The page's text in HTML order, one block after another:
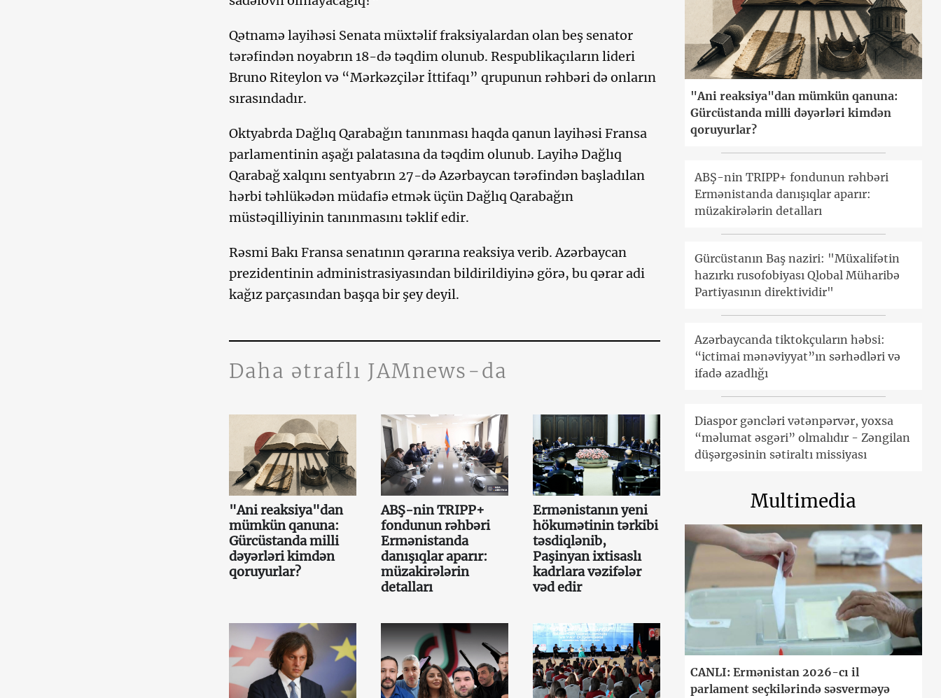
Qətnamə layihəsi Senata müxtəlif fraksiyalardan olan beş senator
tərəfindən noyabrın 18-də təqdim olunub. Respublikaçıların lideri
Bruno Riteylon və “Mərkəzçilər İttifaqı” qrupunun rəhbəri də onların
sırasındadır.
Oktyabrda Dağlıq Qarabağın tanınması haqda qanun layihəsi Fransa
parlamentinin aşağı palatasına da təqdim olunub. Layihə Dağlıq
Qarabağ xalqını sentyabrın 27-də Azərbaycan tərəfindən başladılan
hərbi təhlükədən müdafiə etmək üçün Dağlıq Qarabağın
müstəqilliyinin tanınmasını təklif edir.
Rəsmi Bakı Fransa senatının qərarına reaksiya verib. Azərbaycan
prezidentinin administrasiyasından bildirildiyinə görə, bu qərar adi
kağız parçasından başqa bir şey deyil.
Daha ətraflı JAMnews-da
"Ani reaksiya"dan
mümkün qanuna:
Gürcüstanda milli
dəyərləri kimdən
qoruyurlar?
ABŞ-nin TRIPP+
fondunun rəhbəri
Ermənistanda
danışıqlar aparır:
müzakirələrin
detalları
Ermənistanın yeni
hökumətinin tərkibi
təsdiqlənib,
Paşinyan ixtisaslı
kadrlara vəzifələr
vəd edir
"Ani reaksiya"dan mümkün qanuna:
Gürcüstanda milli dəyərləri kimdən
qoruyurlar?
ABŞ-nin TRIPP+ fondunun rəhbəri
Ermənistanda danışıqlar aparır:
müzakirələrin detalları
Gürcüstanın Baş naziri: "Müxalifətin
hazırkı rusofobiyası Qlobal Müharibə
Partiyasının direktividir"
Azərbaycanda tiktokçuların həbsi:
“ictimai mənəviyyat”ın sərhədləri və
ifadə azadlığı
Diaspor gəncləri vətənpərvər, yoxsa
“məlumat əsgəri” olmalıdır - Zəngilan
düşərgəsinin sətiraltı missiyası
Multimedia
CANLI: Ermənistan 2026-cı il
parlament seçkilərində səsverməyə